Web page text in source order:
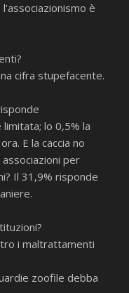
è
cifra stupefacente.
lo 0,5% la
E la caccia no
per
Il 31,9% risponde
i maltrattamenti
zoofile debba